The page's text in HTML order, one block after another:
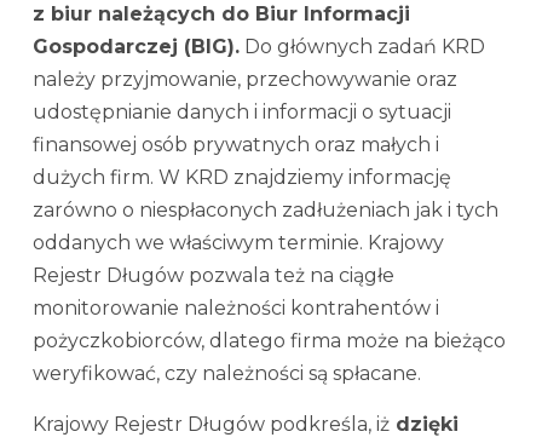
z biur należących do Biur Informacji
Gospodarczej (BIG). Do głównych zadań KRD
należy przyjmowanie, przechowywanie oraz
udostępnianie danych i informacji o sytuacji
finansowej osób prywatnych oraz małych i
dużych firm. W KRD znajdziemy informację
zarówno o niespłaconych zadłużeniach jak i tych
oddanych we właściwym terminie. Krajowy
Rejestr Długów pozwala też na ciągłe
monitorowanie należności kontrahentów i
pożyczkobiorców, dlatego firma może na bieżąco
weryfikować, czy należności są spłacane.
Krajowy Rejestr Długów podkreśla, iż dzięki